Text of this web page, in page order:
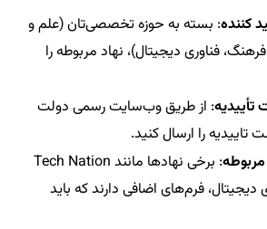
کننده: بسته به حوزه تخصصی‌تان (علم و
فناوری دیجیتال)، نهاد مربوطه را
: از طریق وب‌سایت رسمی دولت
تاییدیه را ارسال کنید.
: برخی نهادها مانند Tech Nation
دیجیتال، فرم‌های اضافی دارند که باید